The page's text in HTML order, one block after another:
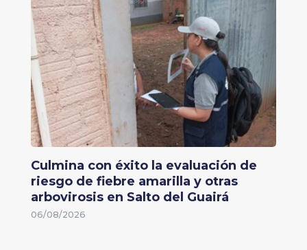
Culmina con éxito la evaluación de
riesgo de fiebre amarilla y otras
arbovirosis en Salto del Guairá
06/08/2026